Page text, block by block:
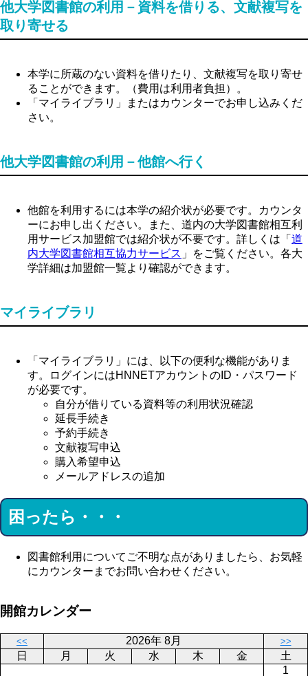
他大学図書館の利用－資料を借りる、文献複写を
取り寄せる
本学に所蔵のない資料を借りたり、文献複写を取り寄せ
ることができます。（費用は利用者負担）。
「マイライブラリ」またはカウンターでお申し込みくだ
さい。
他大学図書館の利用－他館へ行く
他館を利用するには本学の紹介状が必要です。カウンタ
ーにお申し出ください。また、道内の大学図書館相互利
用サービス加盟館では紹介状が不要です。詳しくは「 道
内大学図書館相互協力サービス 」をご覧ください。各大
学詳細は加盟館一覧より確認ができます。
マイライブラリ
「マイライブラリ」には、以下の便利な機能がありま
す。ログインにはHNNETアカウントのID・パスワード
が必要です。
自分が借りている資料等の利用状況確認
延長手続き
予約手続き
文献複写申込
購入希望申込
メールアドレスの追加
困ったら・・・
図書館利用についてご不明な点がありましたら、お気軽
にカウンターまでお問い合わせください。
開館カレンダー
<< 2026年 8月 >>
日 月 火 水 木 金
土
1